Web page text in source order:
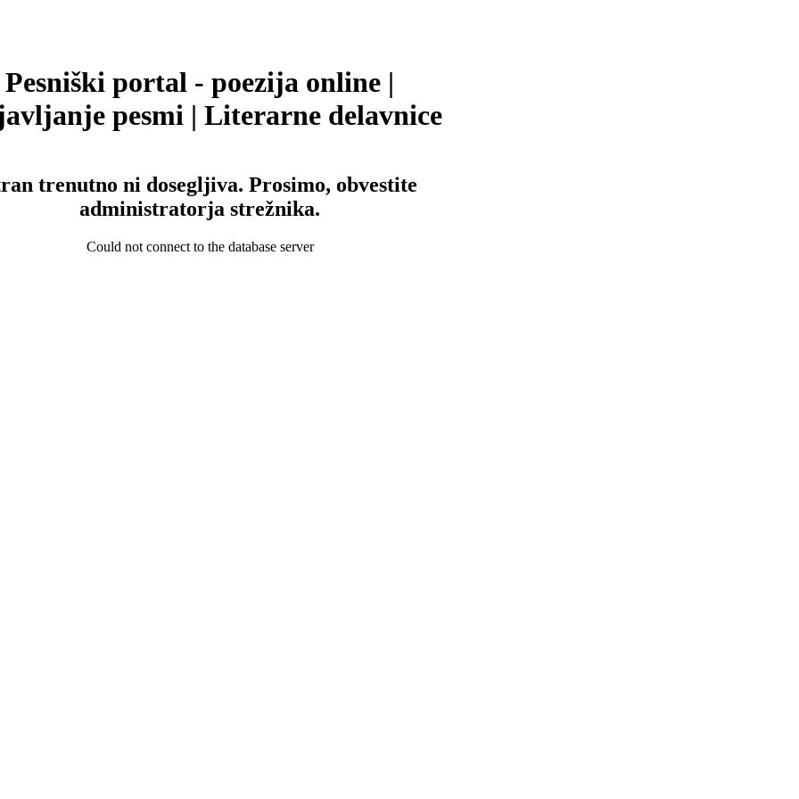
Pesniški portal - poezija online |
pesmi | Literarne delavnice
trenutno ni dosegljiva. Prosimo, obvestite
administratorja strežnika.
Could not connect to the database server